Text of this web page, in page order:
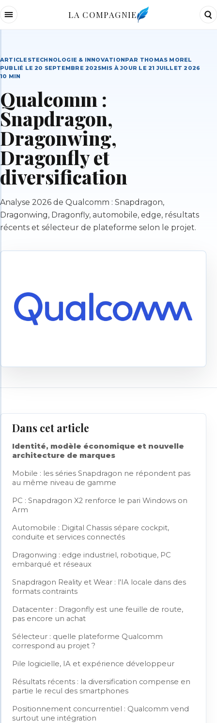
LA COMPAGNIE
ARTICLESTECHNOLOGIE & INNOVATIONPAR THOMAS MOREL
PUBLIÉ LE20 SEPTEMBRE 2025MIS À JOUR LE 21 JUILLET 2026
10 MIN
Qualcomm :
Snapdragon,
Dragonwing,
Dragonfly et
diversification
Analyse 2026 de Qualcomm : Snapdragon,
Dragonwing, Dragonfly, automobile, edge, résultats
récents et sélecteur de plateforme selon le projet.
Dans cet article
Identité, modèle économique et nouvelle
architecture de marques
Mobile : les séries Snapdragon ne répondent pas
au même niveau de gamme
PC : Snapdragon X2 renforce le pari Windows on
Arm
Automobile : Digital Chassis sépare cockpit,
conduite et services connectés
Dragonwing : edge industriel, robotique, PC
embarqué et réseaux
Snapdragon Reality et Wear : l'IA locale dans des
formats contraints
Datacenter : Dragonfly est une feuille de route,
pas encore un achat
Sélecteur : quelle plateforme Qualcomm
correspond au projet ?
Pile logicielle, IA et expérience développeur
Résultats récents : la diversification compense en
partie le recul des smartphones
Positionnement concurrentiel : Qualcomm vend
surtout une intégration